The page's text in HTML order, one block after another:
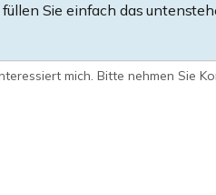
Sie einfach das